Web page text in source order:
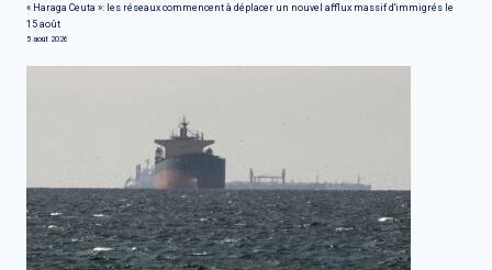
« Haraga Ceuta »: les réseaux commencent à déplacer un nouvel afflux massif d'immigrés le
15 août
5 août 2026